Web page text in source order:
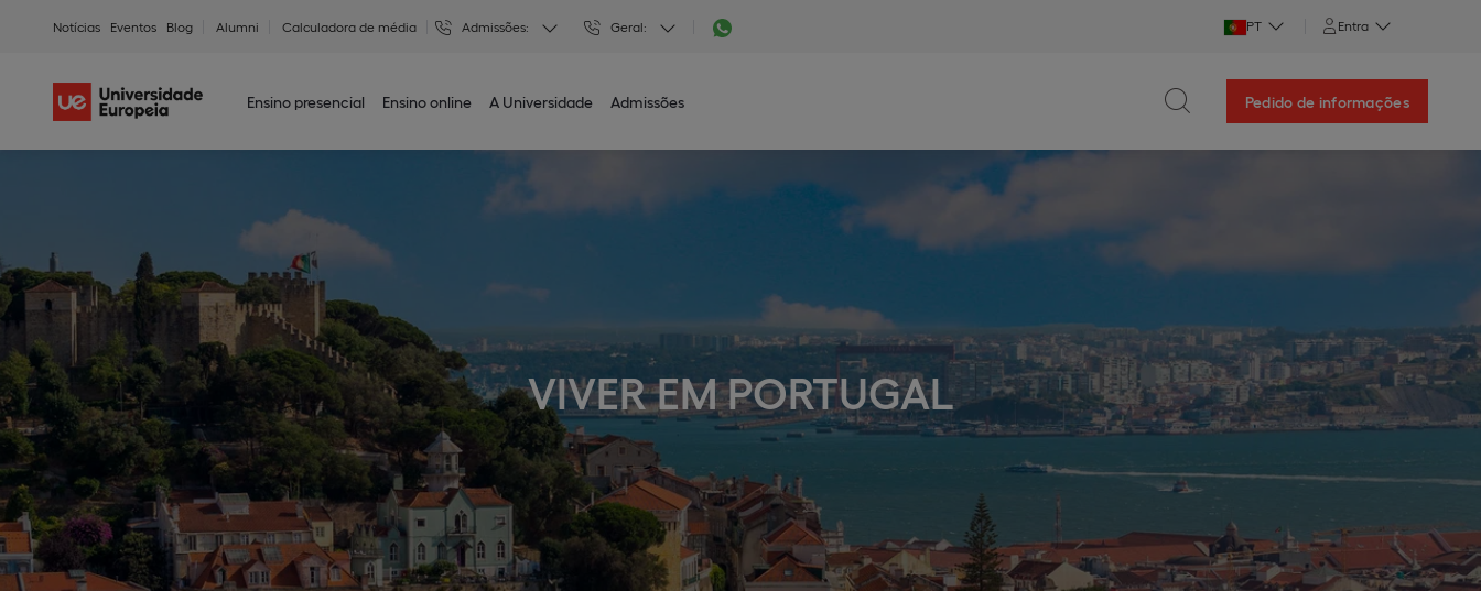
Notícias Eventos Blog Alumni Calculadora de média Admissões: Geral: PT Entra
Ensino presencial Ensino online A Universidade Admissões Pedido de informações
VIVER EM PORTUGAL